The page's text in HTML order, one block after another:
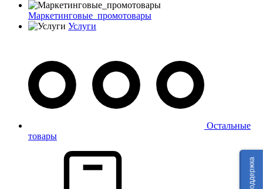
Маркетинговые_промотовары
Услуги
Остальные
товары